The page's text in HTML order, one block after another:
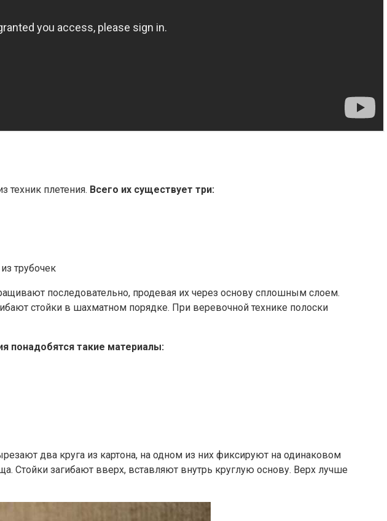
техник плетения. Всего их существует три:
последовательно, продевая их через основу сплошным слоем.
стойки в шахматном порядке. При веревочной технике полоски
понадобятся такие материалы:
два круга из картона, на одном из них фиксируют на одинаковом
Стойки загибают вверх, вставляют внутрь круглую основу. Верх лучше